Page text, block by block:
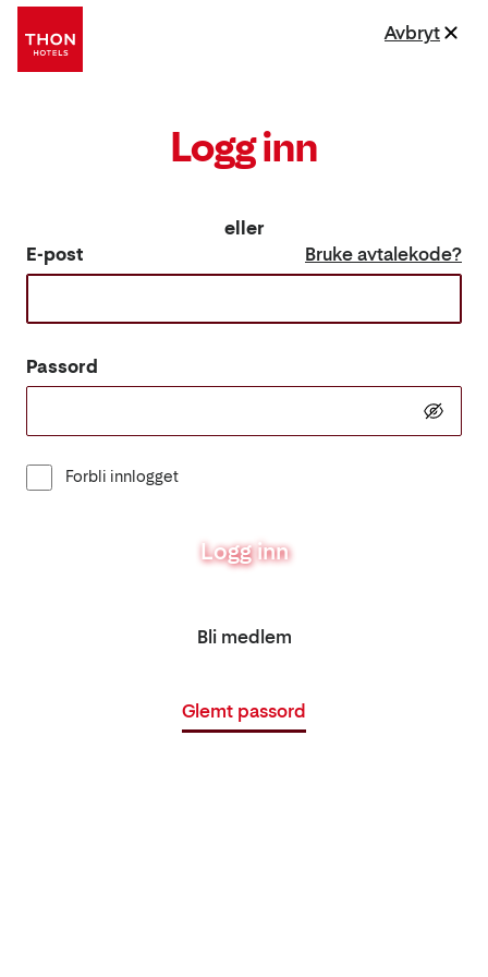
Logg inn
eller
E-post
Bruke avtalekode?
Passord
Forbli innlogget
Logg inn
Bli medlem
Glemt passord
Avbryt